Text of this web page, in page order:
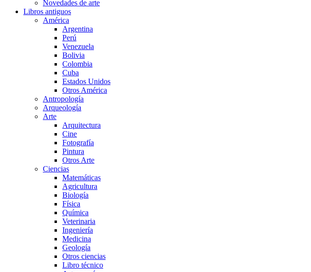
Novedades de arte
Libros antiguos
América
Argentina
Perú
Venezuela
Bolivia
Colombia
Cuba
Estados Unidos
Otros América
Antropología
Arqueología
Arte
Arquitectura
Cine
Fotografía
Pintura
Otros Arte
Ciencias
Matemáticas
Agricultura
Biología
Física
Química
Veterinaria
Ingeniería
Medicina
Geología
Otros ciencias
Libro técnico